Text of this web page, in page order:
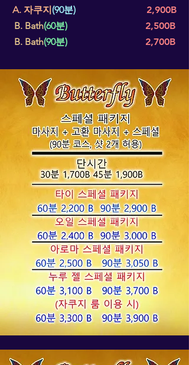
A. 자쿠지(90분)
2,900B
B. Bath(60분)
2,500B
B. Bath(90분) 2,700B